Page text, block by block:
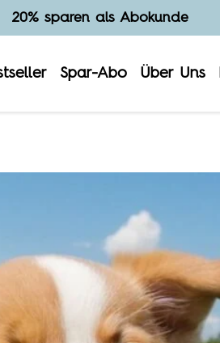
Hergestellt in Deutschland
Spar-Abo Über Uns